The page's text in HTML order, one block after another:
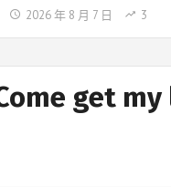
2026 年 8 月 7 日 3
get